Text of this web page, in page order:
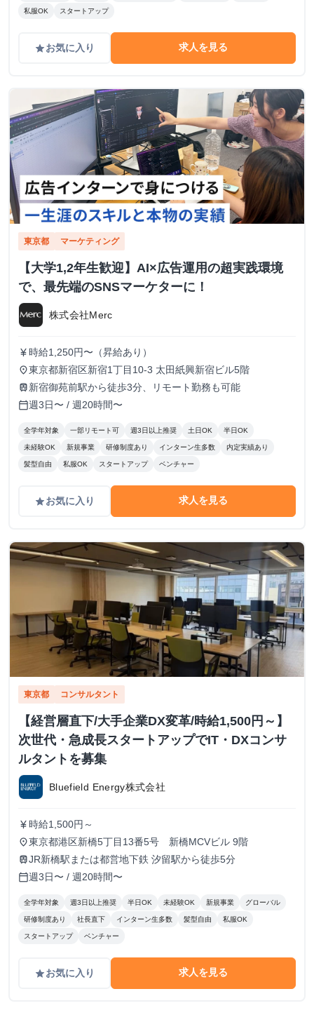
私服OK スタートアップ
gradeお気に入り 求人を見る
東京都 マーケティング
【大学1,2年生歓迎】AI×広告運用の超実践環境
で、最先端のSNSマーケターに！
株式会社Merc
currency_yen 時給1,250円〜（昇給あり）
place東京都新宿区新宿1丁目10-3 太田紙興新宿ビル5階
train 新宿御苑前駅から徒歩3分、リモート勤務も可能
calendar_today週3日〜 / 週20時間〜
全学年対象 一部リモート可 週3日以上推奨 土日OK 半日OK
未経験OK 新規事業 研修制度あり インターン生多数 内定実績あり
髪型自由 私服OK スタートアップ ベンチャー
gradeお気に入り 求人を見る
東京都 コンサルタント
【経営層直下/大手企業DX変革/時給1,500円～】
次世代・急成長スタートアップでIT・DXコンサ
ルタントを募集
Bluefield Energy株式会社
currency_yen 時給1,500円～
place東京都港区新橋5丁目13番5号 新橋MCVビル 9階
trainJR新橋駅または都営地下鉄 汐留駅から徒歩5分
calendar_today週3日〜 / 週20時間〜
全学年対象 週3日以上推奨 半日OK 未経験OK 新規事業 グローバル
研修制度あり 社長直下 インターン生多数 髪型自由 私服OK
スタートアップ ベンチャー
gradeお気に入り 求人を見る